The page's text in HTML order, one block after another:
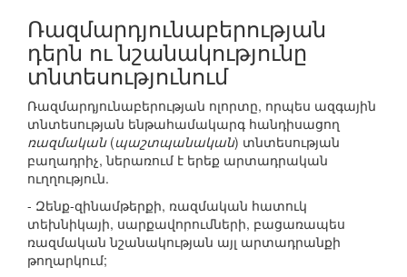
Ռազմարդյունաբերության
դերն ու նշանակությունը
տնտեսությունում
Ռազմարդյունաբերության ոլորտը, որպես ազգային
տնտեսության ենթահամակարգ հանդիսացող
ռազմական(պաշտպանական) տնտեսության
բաղադրիչ, ներառում է երեք արտադրական
ուղղություն.
- Զենք-զինամթերքի, ռազմական հատուկ
տեխնիկայի, սարքավորումների, բացառապես
ռազմական նշանակության այլ արտադրանքի
թողարկում;